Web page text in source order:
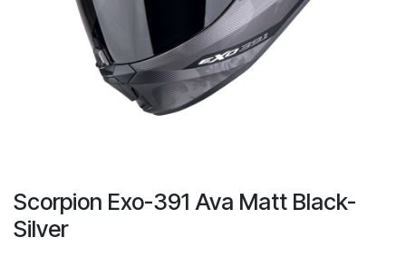
Scorpion Exo-391 Ava Matt Black-
Silver